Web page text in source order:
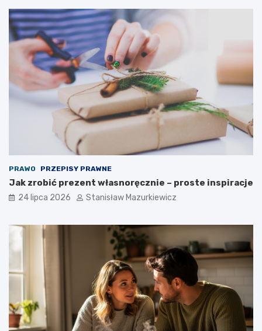
PRAWO PRZEPISY PRAWNE
Jak zrobić prezent własnoręcznie – proste inspiracje
24 lipca 2026 Stanisław Mazurkiewicz